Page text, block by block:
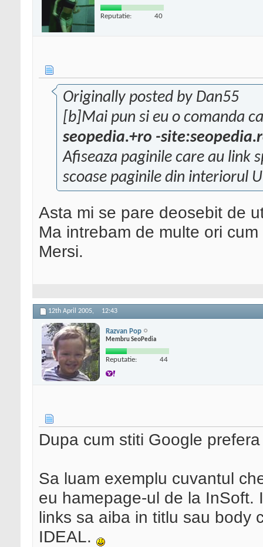
Reputatie: 40
Originally posted by Dan55
[b]Mai pun si eu o comanda
seopedia.+ro -
Afiseaza paginile care au link
scoase paginile din interiorul
Asta mi se pare deosebit de
Ma intrebam de multe ori
Mersi.
12th April 2005, 12:43
Razvan Pop
Membru SeoPedia
Reputatie: 44
Dupa cum stiti Google
Sa luam exemplu cuvantul
eu hamepage-ul de la InSoft.
links sa aiba in titlu sau body
IDEAL.